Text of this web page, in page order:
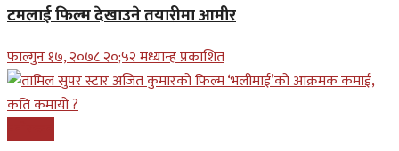
टमलाई फिल्म देखाउने तयारीमा आमीर
फाल्गुन १७, २०७८ २०;५२ मध्यान्ह प्रकाशित